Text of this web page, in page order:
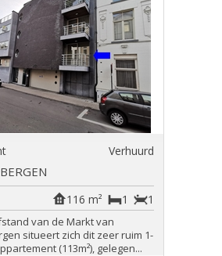
Verhuurd
1
1
116 m²
van de Markt van
situeert zich dit zeer ruim 1-
(113m²), gelegen...